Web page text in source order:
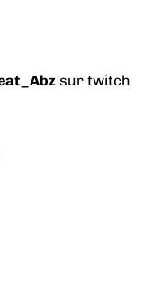
sur twitch